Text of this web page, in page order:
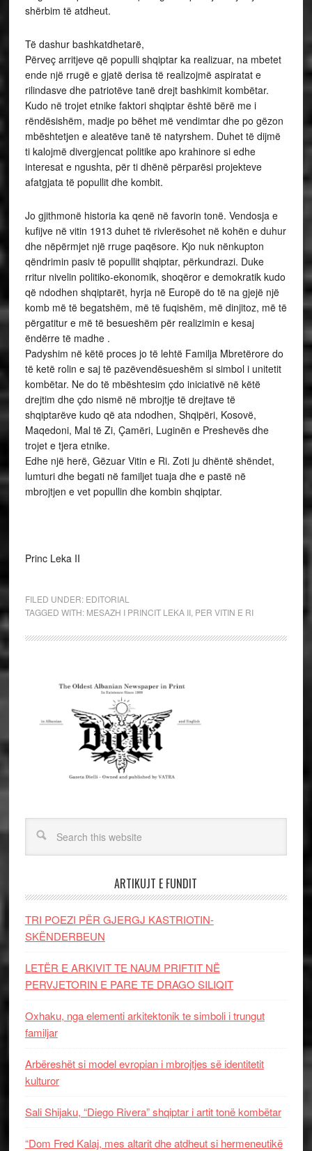
shërbim të atdheut.
Të dashur bashkatdhetarë,
Përveç arritjeve që populli shqiptar ka realizuar, na mbetet
ende një rrugë e gjatë derisa të realizojmë aspiratat e
rilindasve dhe patriotëve tanë drejt bashkimit kombëtar.
Kudo në trojet etnike faktori shqiptar është bërë me i
rëndësishëm, madje po bëhet më vendimtar dhe po gëzon
mbështetjen e aleatëve tanë të natyrshem. Duhet të dijmë
ti kalojmë divergjencat politike apo krahinore si edhe
interesat e ngushta, për ti dhënë përparësi projekteve
afatgjata të popullit dhe kombit.
Jo gjithmonë historia ka qenë në favorin tonë. Vendosja e
kufijve në vitin 1913 duhet të rivlerësohet në kohën e duhur
dhe nëpërmjet një rruge paqësore. Kjo nuk nënkupton
qëndrimin pasiv të popullit shqiptar, përkundrazi. Duke
rritur nivelin politiko-ekonomik, shoqëror e demokratik kudo
që ndodhen shqiptarët, hyrja në Europë do të na gjejë një
komb më të begatshëm, më të fuqishëm, më dinjitoz, më të
përgatitur e më të besueshëm për realizimin e kesaj
ëndërre të madhe .
Padyshim në këtë proces jo të lehtë Familja Mbretërore do
të ketë rolin e saj të pazëvendësueshëm si simbol i unitetit
kombëtar. Ne do të mbështesim çdo iniciativë në këtë
drejtim dhe çdo nismë në mbrojtje të drejtave të
shqiptarëve kudo që ata ndodhen, Shqipëri, Kosovë,
Maqedoni, Mal të Zi, Çamëri, Luginën e Preshevës dhe
trojet e tjera etnike.
Edhe një herë, Gëzuar Vitin e Ri. Zoti ju dhëntë shëndet,
lumturi dhe begati në familjet tuaja dhe e pastë në
mbrojtjen e vet popullin dhe kombin shqiptar.
Princ Leka II
FILED UNDER: EDITORIAL
TAGGED WITH: MESAZH I PRINCIT LEKA II, PER VITIN E RI
ARTIKUJT E FUNDIT
TRI POEZI PËR GJERGJ KASTRIOTIN-
SKËNDERBEUN
LETËR E ARKIVIT TE NAUM PRIFTIT NË
PERVJETORIN E PARE TE DRAGO SILIQIT
Oxhaku, nga elementi arkitektonik te simboli i trungut
familjar
Arbëreshët si model evropian i mbrojtjes së identitetit
kulturor
Sali Shijaku, “Diego Rivera” shqiptar i artit tonë kombëtar
“Dom Fred Kalaj, mes altarit dhe atdheut si hermeneutikë